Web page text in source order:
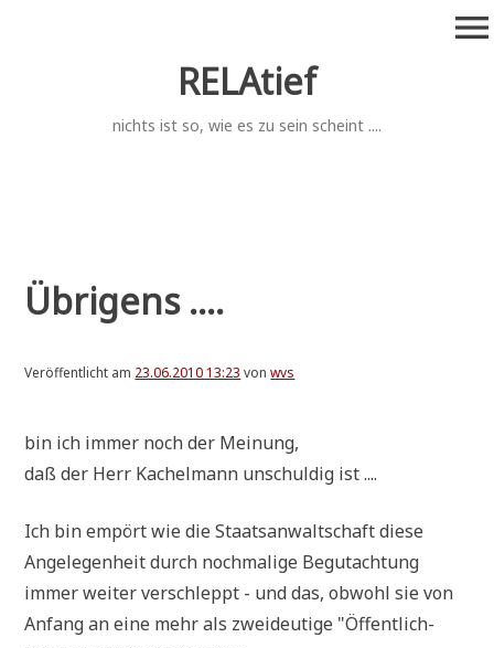
RELAtief
nichts ist so, wie es zu sein scheint ....
menu
Übrigens ....
Veröffentlicht am 23.06.2010 13:23 vonwvs
bin ich immer noch der Meinung,
daß der Herr Kachelm­ann unschul­dig ist ....
Ich bin empört wie die Staats­an­walt­schaft die­se
Ange­le­gen­heit durch noch­ma­li­ge Begut­ach­tung
immer wei­ter ver­schleppt - und das, obwohl sie von
Anfang an eine mehr als zwei­deu­ti­ge "Öffent­lich­